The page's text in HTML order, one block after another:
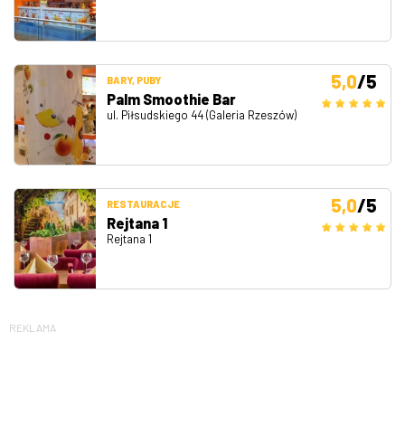
BARY, PUBY
Palm Smoothie Bar
ul. Piłsudskiego 44 (Galeria Rzeszów)
5,0/5
RESTAURACJE
Rejtana 1
Rejtana 1
5,0/5
REKLAMA